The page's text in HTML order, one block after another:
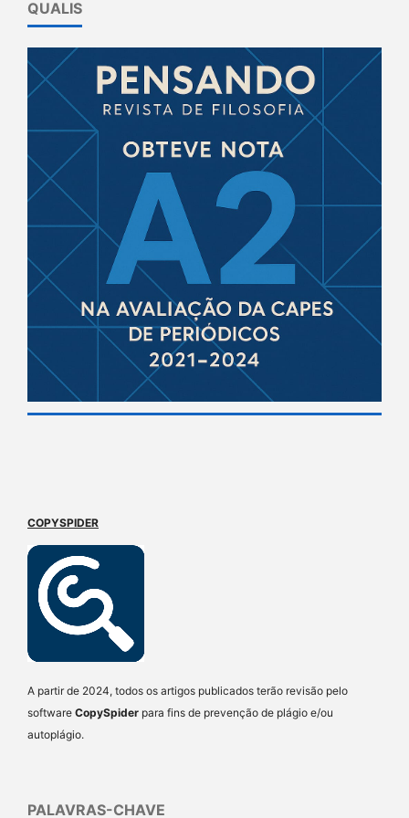
QUALIS
COPYSPIDER
A partir de 2024, todos os artigos publicados terão revisão pelo
software CopySpider para fins de prevenção de plágio e/ou
autoplágio.
PALAVRAS-CHAVE